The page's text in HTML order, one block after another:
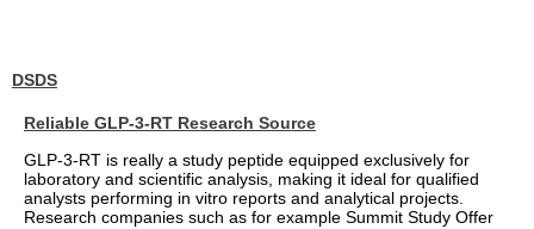
DSDS
Reliable GLP-3-RT Research Source
GLP-3-RT is really a study peptide equipped exclusively for
laboratory and scientific analysis, making it ideal for qualified
analysts performing in vitro reports and analytical projects.
Research companies such as for example Summit Study Offer